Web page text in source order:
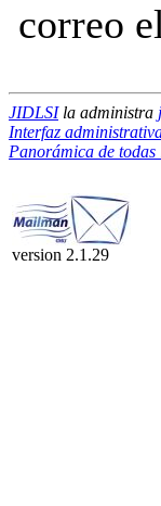
correo
JIDLSIla administra
Interfaz
Panorámica de
version 2.1.29